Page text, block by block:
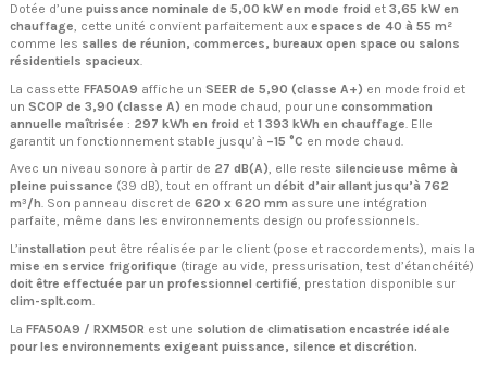
Dotée d’une puissance nominale de 5,00 kW en mode froid et 3,65 kW en
chauffage, cette unité convient parfaitement aux espaces de 40 à 55 m²
comme les salles de réunion, commerces, bureaux open space ou salons
résidentiels spacieux.
La cassette FFA50A9 affiche un SEER de 5,90 (classe A+) en mode froid et
un SCOP de 3,90 (classe A) en mode chaud, pour une consommation
annuelle maîtrisée : 297 kWh en froid et 1 393 kWh en chauffage . Elle
garantit un fonctionnement stable jusqu’à –15 °C en mode chaud.
Avec un niveau sonore à partir de 27 dB(A), elle reste silencieuse même à
pleine puissance (39 dB), tout en offrant un débit d’air allant jusqu’à 762
m³/h. Son panneau discret de 620 x 620 mm assure une intégration
parfaite, même dans les environnements design ou professionnels.
L’installation peut être réalisée par le client (pose et raccordements), mais la
mise en service frigorifique (tirage au vide, pressurisation, test d’étanchéité)
doit être effectuée par un professionnel certifié, prestation disponible sur
clim-splt.com.
La FFA50A9 / RXM50R est une solution de climatisation encastrée idéale
pour les environnements exigeant puissance, silence et discrétion.